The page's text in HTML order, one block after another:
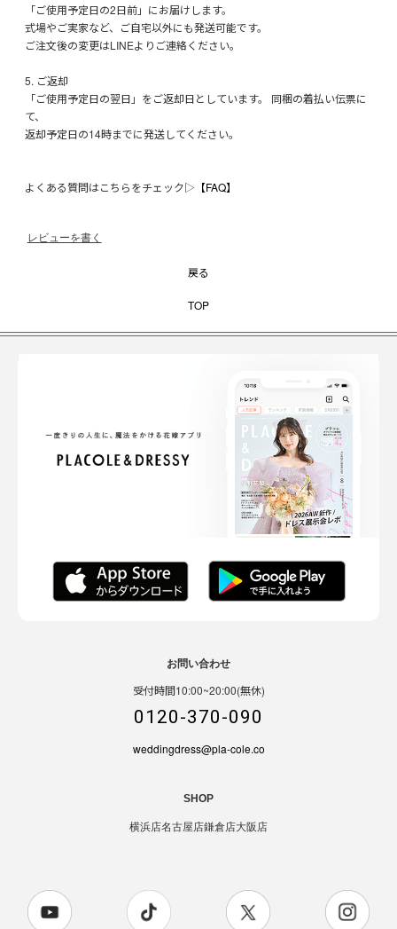
「ご使用予定日の2日前」にお届けします。
式場やご実家など、ご自宅以外にも発送可能です。
ご注文後の変更はLINEよりご連絡ください。
5. ご返却
「ご使用予定日の翌日」をご返却日としています。 同梱の着払い伝票に
て、
返却予定日の14時までに発送してください。
よくある質問はこちらをチェック▷ 【FAQ】
レビューを書く
戻る
TOP
お問い合わせ
受付時間10:00~20:00(無休)
0120-370-090
weddingdress@pla-cole.co
SHOP
横浜店名古屋店鎌倉店大阪店